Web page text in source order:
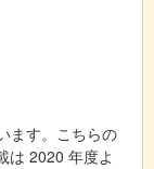
ます。こちらの
は 2020 年度よ